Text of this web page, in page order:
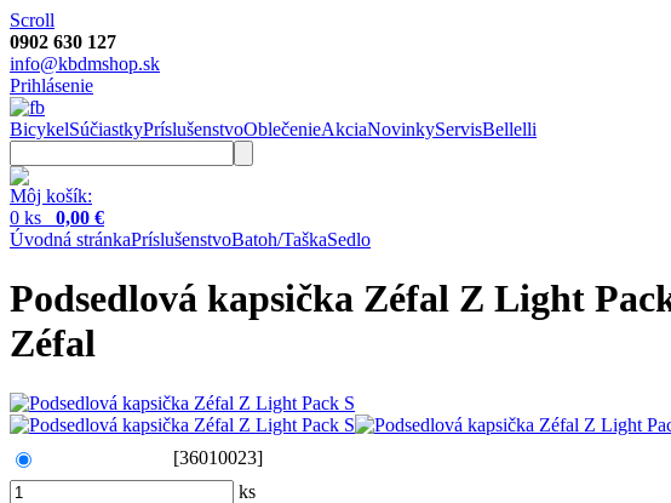
Scroll
0902 630 127
info@kbdmshop.sk
Prihlásenie
BicykelSúčiastkyPríslušenstvoOblečenieAkciaNovinkyServisBellelli
Môj košík:
0 ks 0,00 €
Úvodná stránkaPríslušenstvoBatoh/TaškaSedlo
Podsedlová kapsička Zéfal Z Light
Zéfal
[36010023]
ks